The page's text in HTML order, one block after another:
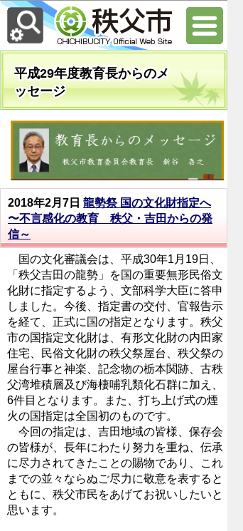
平成29年度教育長からのメ
ッセージ
2018年2月7日 龍勢祭 国の文化財指定へ
〜不言感化の教育 秩父・吉田からの発
信～
国の文化審議会は、平成30年1月19日、
「秩父吉田の龍勢」を国の重要無形民俗文
化財に指定するよう、文部科学大臣に答申
しました。今後、指定書の交付、官報告示
を経て、正式に国の指定となります。秩父
市の国指定文化財は、有形文化財の内田家
住宅、民俗文化財の秩父祭屋台、秩父祭の
屋台行事と神楽、記念物の栃本関跡、古秩
父湾堆積層及び海棲哺乳類化石群に加え、
6件目となります。また、打ち上げ式の煙
火の国指定は全国初のものです。
今回の指定は、吉田地域の皆様、保存会
の皆様が、長年にわたり努力を重ね、伝承
に尽力されてきたことの賜物であり、これ
までの並々ならぬご尽力に敬意を表すると
ともに、秩父市民をあげてお祝いしたいと
思います。